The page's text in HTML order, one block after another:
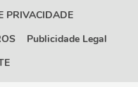
PRIVACIDADE
Publicidade Legal